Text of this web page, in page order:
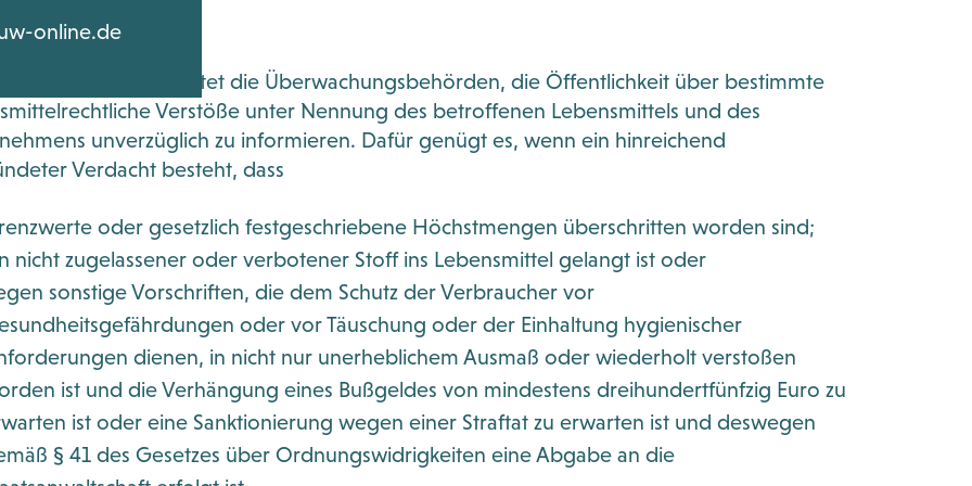
& Co.
App bounti
tun
online.de
Abs. 1a LFGB verpflichtet die Überwachungsbehörden, die Öffentlichkeit über bestimmte
Verstöße unter Nennung des betroffenen Lebensmittels und des
unverzüglich zu informieren. Dafür genügt es, wenn ein hinreichend
Verdacht besteht, dass
oder gesetzlich festgeschriebene Höchstmengen überschritten worden sind;
nicht zugelassener oder verbotener Stoff ins Lebensmittel gelangt ist oder
sonstige Vorschriften, die dem Schutz der Verbraucher vor
oder vor Täuschung oder der Einhaltung hygienischer
dienen, in nicht nur unerheblichem Ausmaß oder wiederholt verstoßen
ist und die Verhängung eines Bußgeldes von mindestens dreihundertfünfzig Euro zu
ist oder eine Sanktionierung wegen einer Straftat zu erwarten ist und deswegen
§ 41 des Gesetzes über Ordnungswidrigkeiten eine Abgabe an die